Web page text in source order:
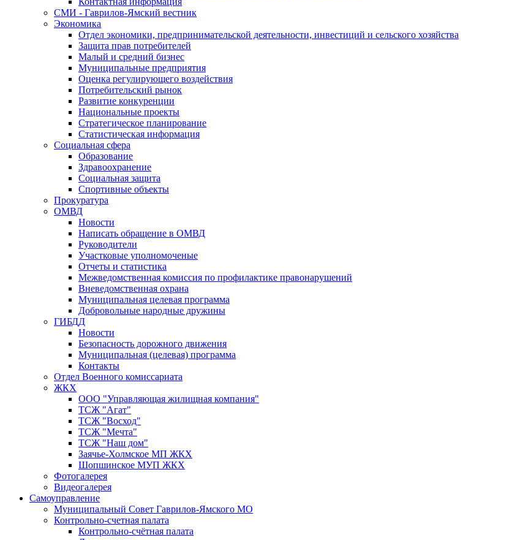
СМИ - Гаврилов-Ямский вестник
Экономика
Отдел экономики, предпринимательской деятельности, инвестиций и сельского хозяйства
Защита прав потребителей
Малый и средний бизнес
Муниципальные предприятия
Оценка регулирующего воздействия
Потребительский рынок
Развитие конкуренции
Национальные проекты
Стратегическое планирование
Статистическая информация
Социальная сфера
Образование
Здравоохранение
Социальная защита
Спортивные объекты
Прокуратура
ОМВД
Новости
Написать обращение в ОМВД
Руководители
Участковые уполномоченые
Отчеты и статистика
Межведомственная комиссия по профилактике правонарушений
Вневедомственная охрана
Муниципальная целевая программа
Добровольные народные дружины
ГИБДД
Новости
Безопасность дорожного движения
Муниципальная (целевая) программа
Контакты
Отдел Военного комиссариата
ЖКХ
ООО "Управляющая жилищная компания"
ТСЖ "Агат"
ТСЖ "Восход"
ТСЖ "Мечта"
ТСЖ "Наш дом"
Заячье-Холмское МП ЖКХ
Шопшинское МУП ЖКХ
Фотогалерея
Видеогалерея
Самоуправление
Муниципальный Совет Гаврилов-Ямского МО
Контрольно-счетная палата
Контрольно-счётная палата